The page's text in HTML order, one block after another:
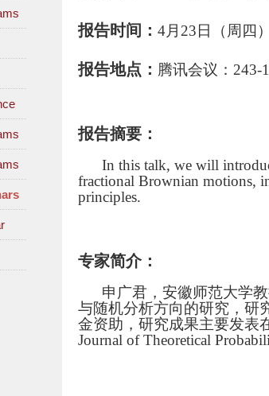
报告时间： 4月23日（周四
报告地点： 腾讯会议： 243-
报告摘要：
In this talk, we will
fractional Brownian motions,
principles.
专家简介：
申广君，安徽师范大学
与随机分析方向的研究，研
金资助，研究成果主要发表
Journal of Theoretical